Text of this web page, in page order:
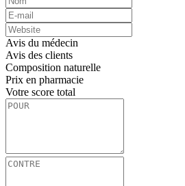
Avis du médecin
Avis des clients
Composition naturelle
Prix ​​en pharmacie
Votre score total